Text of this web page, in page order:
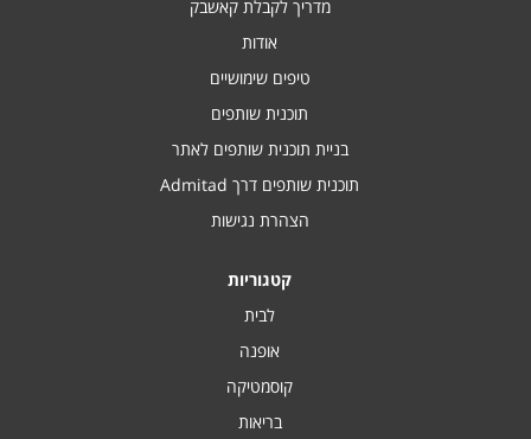
מדריך לקבלת קאשבק
אודות
טיפים שימושיים
תוכנית שותפים
בניית תוכנית שותפים לאתר
תוכנית שותפים דרך Admitad
הצהרת נגישות
קטגוריות
לבית
אופנה
קוסמטיקה
בריאות